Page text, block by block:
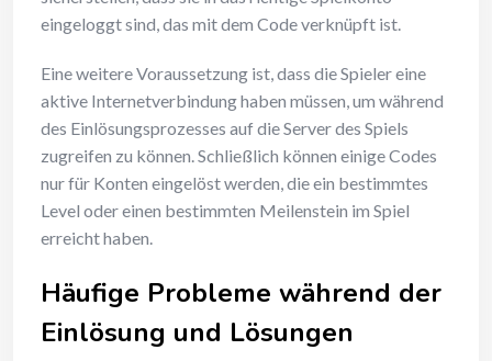
eingeloggt sind, das mit dem Code verknüpft ist.
Eine weitere Voraussetzung ist, dass die Spieler eine
aktive Internetverbindung haben müssen, um während
des Einlösungsprozesses auf die Server des Spiels
zugreifen zu können. Schließlich können einige Codes
nur für Konten eingelöst werden, die ein bestimmtes
Level oder einen bestimmten Meilenstein im Spiel
erreicht haben.
Häufige Probleme während der
Einlösung und Lösungen